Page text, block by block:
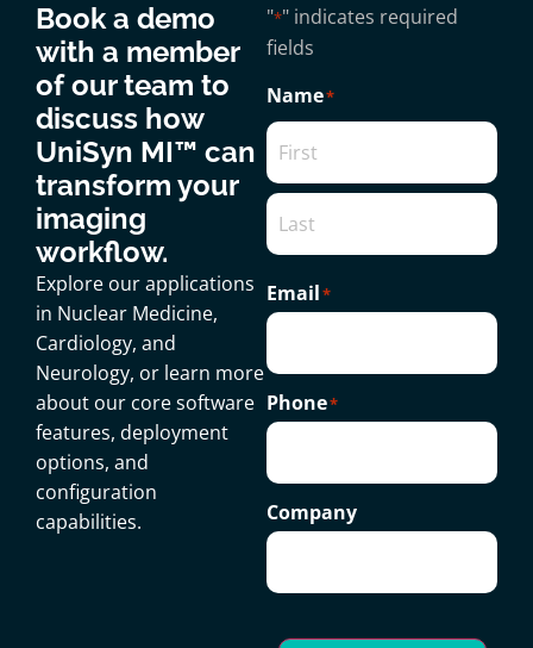
Book a demo
with a member
of our team to
discuss how
UniSyn MI™ can
transform your
imaging
workflow.
Explore our applications
in Nuclear Medicine,
Cardiology, and
Neurology, or learn more
about our core software
features, deployment
options, and
configuration
capabilities.
"*" indicates required
fields
Name*
Email*
Phone*
Company